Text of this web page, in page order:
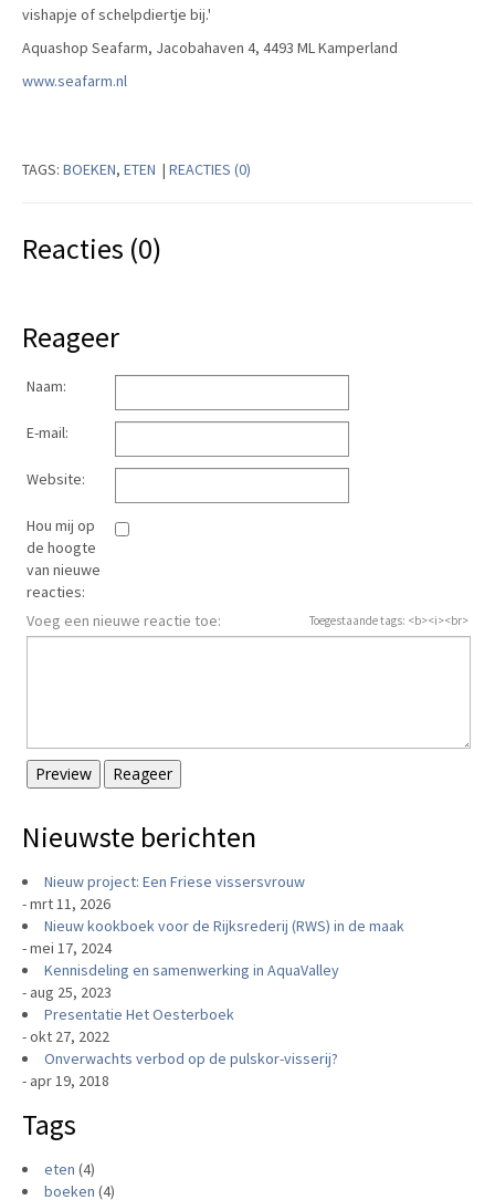
vishapje of schelpdiertje bij.'
Aquashop Seafarm, Jacobahaven 4, 4493 ML Kamperland
www.seafarm.nl
TAGS: BOEKEN, ETEN | REACTIES (0)
Reacties (0)
Reageer
Naam:
E-mail:
Website:
Hou mij op
de hoogte
van nieuwe
reacties:
Toegestaande tags: <b><i><br>
Voeg een nieuwe reactie toe:
Preview Reageer
Nieuwste berichten
Nieuw project: Een Friese vissersvrouw
- mrt 11, 2026
Nieuw kookboek voor de Rijksrederij (RWS) in de maak
- mei 17, 2024
Kennisdeling en samenwerking in AquaValley
- aug 25, 2023
Presentatie Het Oesterboek
- okt 27, 2022
Onverwachts verbod op de pulskor-visserij?
- apr 19, 2018
Tags
eten (4)
boeken (4)